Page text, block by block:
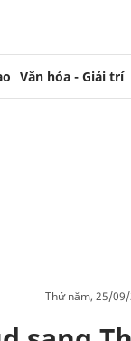
Văn hóa - Giải trí
thứ năm, 25/